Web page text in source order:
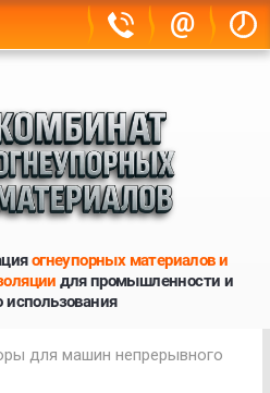
@
огнеупорных материалов и
для промышленности и
использования
для машин непрерывного